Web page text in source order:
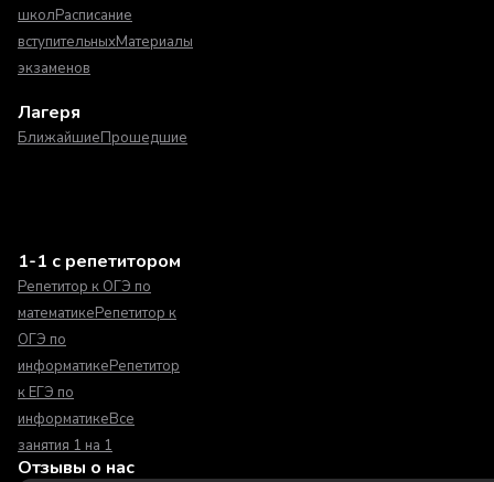
школРасписание
вступительныхМатериалы
экзаменов
Лагеря
БлижайшиеПрошедшие
1-1 с репетитором
Репетитор к ОГЭ по
математикеРепетитор к
ОГЭ по
информатикеРепетитор
к ЕГЭ по
информатикеВсе
занятия 1 на 1
Отзывы о нас